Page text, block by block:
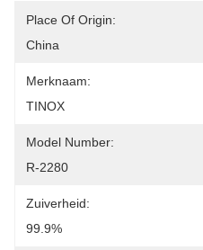
Place Of Origin:
China
Merknaam:
TINOX
Model Number:
R-2280
Zuiverheid:
99.9%